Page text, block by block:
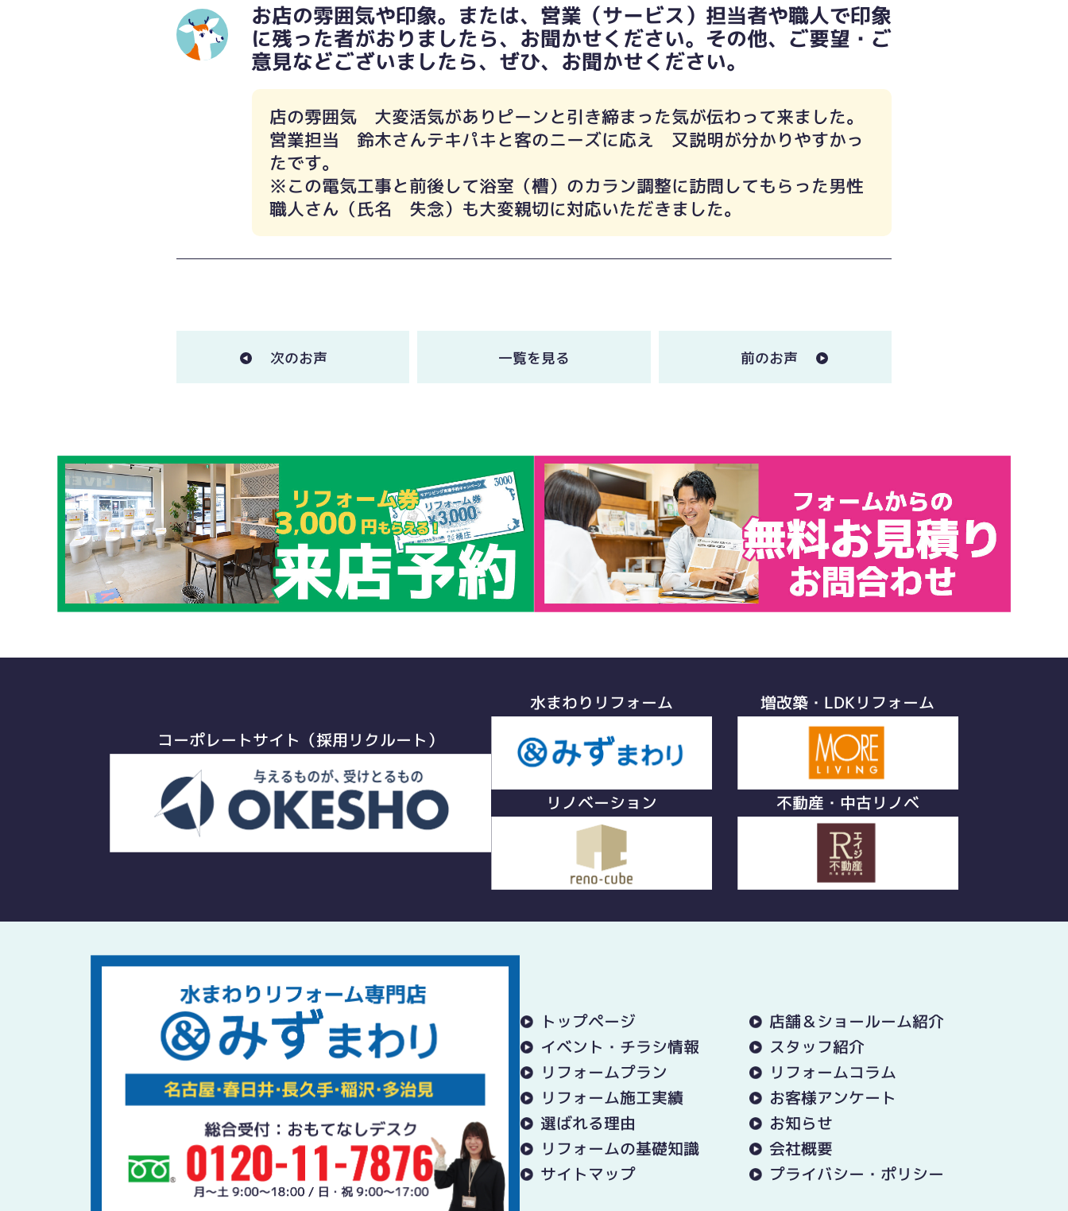
お店の雰囲気や印象。または、営業（サービス）担当者や職人で印象
に残った者がおりましたら、お聞かせください。その他、ご要望・ご
意見などございましたら、ぜひ、お聞かせください。
店の雰囲気 大変活気がありピーンと引き締まった気が伝わって来ました。
営業担当 鈴木さんテキパキと客のニーズに応え 又説明が分かりやすかっ
たです。
※この電気工事と前後して浴室（槽）のカラン調整に訪問してもらった男性
職人さん（氏名 失念）も大変親切に対応いただきました。
次のお声 一覧を見る 前のお声
コーポレートサイト（採用リクルート）
水まわりリフォーム 増改築・LDKリフォーム
リノベーション 不動産・中古リノベ
トップページ
店舗＆ショールーム紹介
イベント・チラシ情報
スタッフ紹介
リフォームプラン
リフォームコラム
リフォーム施工実績
お客様アンケート
選ばれる理由
お知らせ
リフォームの基礎知識
会社概要
サイトマップ
プライバシー・ポリシー